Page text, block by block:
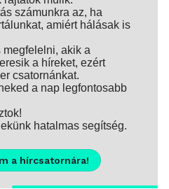
számunkra az, ha
amiért hálásak is
megfelelni, akik a
a híreket, ezért
csatornánkat.
a nap legfontosabb
hatalmas segítség.
a hírcsatornára!